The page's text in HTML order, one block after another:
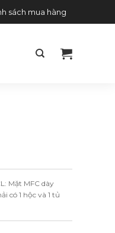
sách mua hàng
Mặt MFC dày
có 1 hộc và 1 tủ